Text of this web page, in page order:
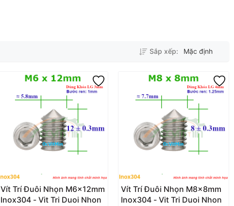
Sắp xếp: Mặc định
Vít Trí Đuôi Nhọn M6x12mm
Inox304 - Vit Tri Duoi Nhon
Vít Trí Đuôi Nhọn M8x8mm
Inox304 - Vit Tri Duoi Nhon